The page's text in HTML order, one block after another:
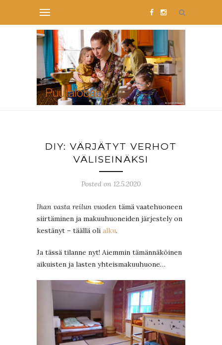
DIY: VÄRJÄTYT VERHOT
VÄLISEINÄKSI
Posted on 12.5.2020
Ihan vasta reilun vuoden tämä vaatehuoneen
siirtäminen ja makuuhuoneiden järjestely on
kestänyt – täällä oli alku.
Ja tässä tilanne nyt! Aiemmin tämännäköinen
aikuisten ja lasten yhteismakuuhuone…